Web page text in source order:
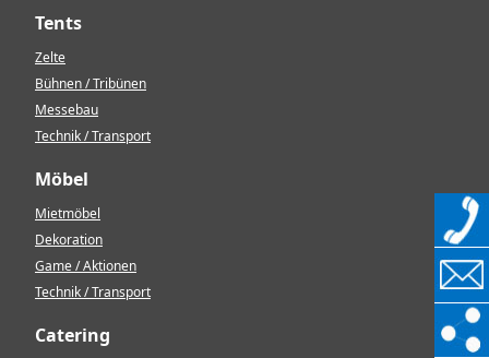
Tents
Zelte
Bühnen / Tribünen
Messebau
Technik / Transport
Möbel
Mietmöbel
Dekoration
Game / Aktionen
Technik / Transport
Catering